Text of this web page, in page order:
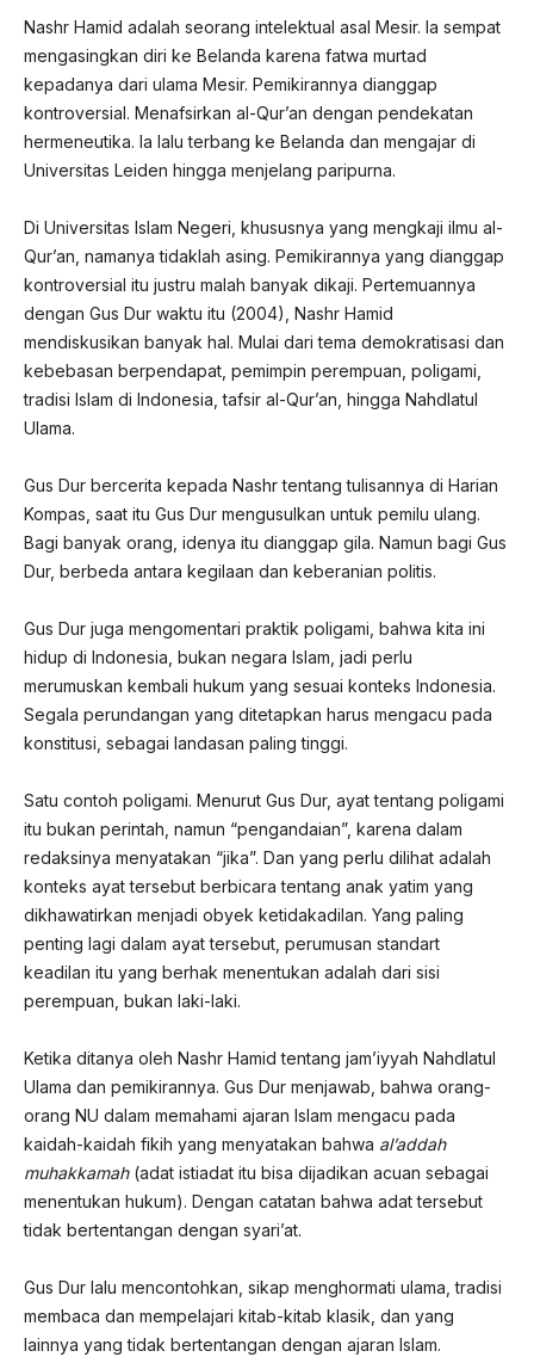
Nashr Hamid adalah seorang intelektual asal Mesir. Ia sempat
mengasingkan diri ke Belanda karena fatwa murtad
kepadanya dari ulama Mesir. Pemikirannya dianggap
kontroversial. Menafsirkan al-Qur’an dengan pendekatan
hermeneutika. Ia lalu terbang ke Belanda dan mengajar di
Universitas Leiden hingga menjelang paripurna.
Di Universitas Islam Negeri, khususnya yang mengkaji ilmu al-
Qur’an, namanya tidaklah asing. Pemikirannya yang dianggap
kontroversial itu justru malah banyak dikaji. Pertemuannya
dengan Gus Dur waktu itu (2004), Nashr Hamid
mendiskusikan banyak hal. Mulai dari tema demokratisasi dan
kebebasan berpendapat, pemimpin perempuan, poligami,
tradisi Islam di Indonesia, tafsir al-Qur’an, hingga Nahdlatul
Ulama.
Gus Dur bercerita kepada Nashr tentang tulisannya di Harian
Kompas, saat itu Gus Dur mengusulkan untuk pemilu ulang.
Bagi banyak orang, idenya itu dianggap gila. Namun bagi Gus
Dur, berbeda antara kegilaan dan keberanian politis.
Gus Dur juga mengomentari praktik poligami, bahwa kita ini
hidup di Indonesia, bukan negara Islam, jadi perlu
merumuskan kembali hukum yang sesuai konteks Indonesia.
Segala perundangan yang ditetapkan harus mengacu pada
konstitusi, sebagai landasan paling tinggi.
Satu contoh poligami. Menurut Gus Dur, ayat tentang poligami
itu bukan perintah, namun “pengandaian”, karena dalam
redaksinya menyatakan “jika”. Dan yang perlu dilihat adalah
konteks ayat tersebut berbicara tentang anak yatim yang
dikhawatirkan menjadi obyek ketidakadilan. Yang paling
penting lagi dalam ayat tersebut, perumusan standart
keadilan itu yang berhak menentukan adalah dari sisi
perempuan, bukan laki-laki.
Ketika ditanya oleh Nashr Hamid tentang jam’iyyah Nahdlatul
Ulama dan pemikirannya. Gus Dur menjawab, bahwa orang-
orang NU dalam memahami ajaran Islam mengacu pada
kaidah-kaidah fikih yang menyatakan bahwa al’addah
muhakkamah(adat istiadat itu bisa dijadikan acuan sebagai
menentukan hukum). Dengan catatan bahwa adat tersebut
tidak bertentangan dengan syari’at.
Gus Dur lalu mencontohkan, sikap menghormati ulama, tradisi
membaca dan mempelajari kitab-kitab klasik, dan yang
lainnya yang tidak bertentangan dengan ajaran Islam.